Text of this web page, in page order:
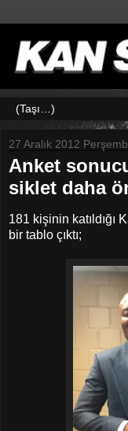
27 Aralık 2012
Anket
siklet daha
181 kişinin katıldığı
bir tablo çıktı;